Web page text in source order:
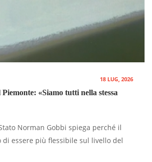
18 LUG, 2026
«Siamo tutti nella stessa
Norman Gobbi spiega perché il
di essere più flessibile sul livello del